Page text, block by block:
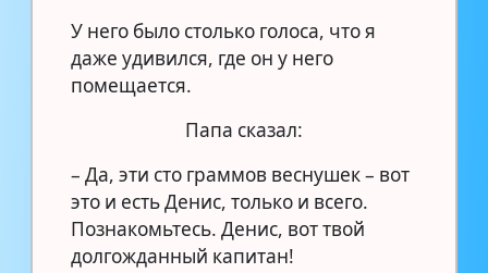
У него было столько голоса, что я
даже удивился, где он у него
помещается.
Папа сказал:
– Да, эти сто граммов веснушек – вот
это и есть Денис, только и всего.
Познакомьтесь. Денис, вот твой
долгожданный капитан!